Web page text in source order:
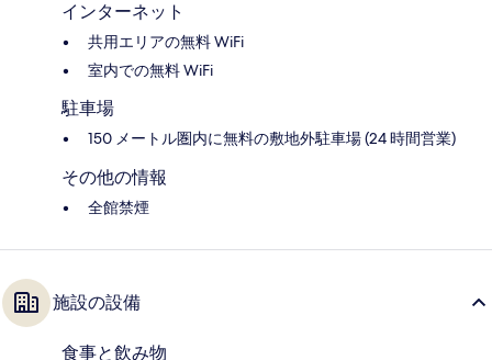
インターネット
共用エリアの無料 WiFi
室内での無料 WiFi
駐車場
150 メートル圏内に無料の敷地外駐車場 (24 時間営業)
その他の情報
全館禁煙
施設の設備
食事と飲み物